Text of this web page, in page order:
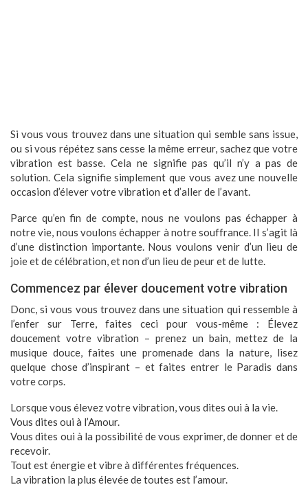
Si vous vous trouvez dans une situation qui semble sans issue,
ou si vous répétez sans cesse la même erreur, sachez que votre
vibration est basse. Cela ne signifie pas qu’il n’y a pas de
solution. Cela signifie simplement que vous avez une nouvelle
occasion d’élever votre vibration et d’aller de l’avant.
Parce qu’en fin de compte, nous ne voulons pas échapper à
notre vie, nous voulons échapper à notre souffrance. Il s’agit là
d’une distinction importante. Nous voulons venir d’un lieu de
joie et de célébration, et non d’un lieu de peur et de lutte.
Commencez par élever doucement votre vibration
Donc, si vous vous trouvez dans une situation qui ressemble à
l’enfer sur Terre, faites ceci pour vous-même : Élevez
doucement votre vibration – prenez un bain, mettez de la
musique douce, faites une promenade dans la nature, lisez
quelque chose d’inspirant – et faites entrer le Paradis dans
votre corps.
Lorsque vous élevez votre vibration, vous dites oui à la vie.
Vous dites oui à l’Amour.
Vous dites oui à la possibilité de vous exprimer, de donner et de
recevoir.
Tout est énergie et vibre à différentes fréquences.
La vibration la plus élevée de toutes est l’amour.